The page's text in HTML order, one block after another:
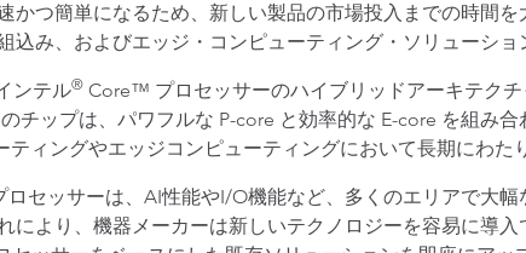
かつ簡単になるため、新しい製品の市場投入までの時間
込み、およびエッジ・コンピューティング・ソリューシ
ンテル® Core™ プロセッサーのハイブリッドアーキテク
チップは、パワフルな P-core と効率的な E-core を組み
ィングやエッジコンピューティングにおいて長期にわた
セッサーは、AI性能やI/O機能など、多くのエリアで大
により、機器メーカーは新しいテクノロジーを容易に導